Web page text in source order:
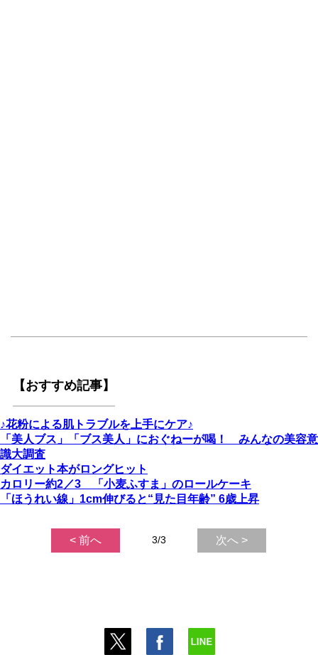
【おすすめ記事】
♪花粉による肌トラブルを上手にケア♪
「美人ブス」「ブス美人」におぐねーが喝！ みんなの美容意
識大調査
ダイエット本がロングヒット
カロリー約2／3 「小麦ふすま」のロールケーキ
「ほうれい線」1cm伸びると“見た目年齢” 6歳上昇
< 前へ 3/3 次へ >